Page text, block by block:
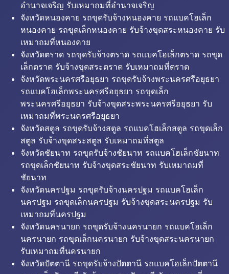
อำนาจเจริญ รับเหมาถมที่อำนาจเจริญ
จังหวัดหนองคาย รถขุดรับจ้างหนองคาย รถแบคโฮเล็ก
หนองคาย รถขุดเล็กหนองคาย รับจ้างขุดสระหนองคาย รับ
เหมาถมที่หนองคาย
จังหวัดตราด รถขุดรับจ้างตราด รถแบคโฮเล็กตราด รถขุด
เล็กตราด รับจ้างขุดสระตราด รับเหมาถมที่ตราด
จังหวัดพระนครศรีอยุธยา รถขุดรับจ้างพระนครศรีอยุธยา
รถแบคโฮเล็กพระนครศรีอยุธยา รถขุดเล็ก
พระนครศรีอยุธยา รับจ้างขุดสระพระนครศรีอยุธยา รับ
เหมาถมที่พระนครศรีอยุธยา
จังหวัดสตูล รถขุดรับจ้างสตูล รถแบคโฮเล็กสตูล รถขุดเล็ก
สตูล รับจ้างขุดสระสตูล รับเหมาถมที่สตูล
จังหวัดชัยนาท รถขุดรับจ้างชัยนาท รถแบคโฮเล็กชัยนาท
รถขุดเล็กชัยนาท รับจ้างขุดสระชัยนาท รับเหมาถมที่
ชัยนาท
จังหวัดนครปฐม รถขุดรับจ้างนครปฐม รถแบคโฮเล็ก
นครปฐม รถขุดเล็กนครปฐม รับจ้างขุดสระนครปฐม รับ
เหมาถมที่นครปฐม
จังหวัดนครนายก รถขุดรับจ้างนครนายก รถแบคโฮเล็ก
นครนายก รถขุดเล็กนครนายก รับจ้างขุดสระนครนายก
รับเหมาถมที่นครนายก
จังหวัดปัตตานี รถขุดรับจ้างปัตตานี รถแบคโฮเล็กปัตตานี